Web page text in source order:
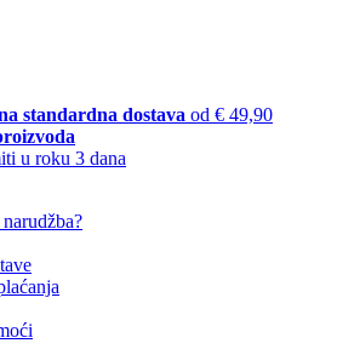
standardna dostava od € 49,90
u roku 3 dana